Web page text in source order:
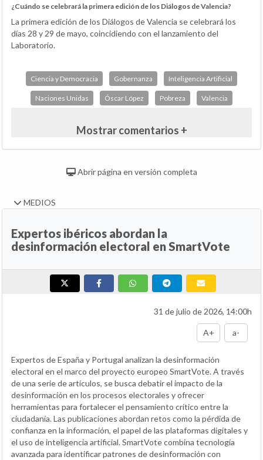
¿Cuándo se celebrará la primera edición de los Diálogos de Valencia?
La primera edición de los Diálogos de Valencia se celebrará los
días 28 y 29 de mayo, coincidiendo con el lanzamiento del
Laboratorio.
Ciencia y Democracia Gobernanza Inteligencia Artificial
Naciones Unidas Óscar López Pobreza Valencia
Mostrar comentarios +
Abrir página en versión completa
MEDIOS
Expertos ibéricos abordan la
desinformación electoral en SmartVote
31 de julio de 2026, 14:00h
A+ a-
Expertos de España y Portugal analizan la desinformación
electoral en el marco del proyecto europeo SmartVote. A través
de una serie de artículos, se busca debatir el impacto de la
desinformación en los procesos electorales y ofrecer
herramientas para fortalecer el pensamiento crítico entre la
ciudadanía. Las publicaciones abordan retos como la pérdida de
confianza en la información, el papel de las plataformas digitales y
el uso de inteligencia artificial. SmartVote combina tecnología
avanzada para identificar patrones de desinformación con